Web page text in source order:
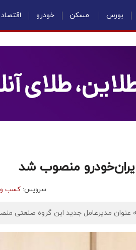
بورس مسکن خودرو
منصوب شد
سرویس: کسب و
عنوان مدیرعامل جدید این گروه صنعتی